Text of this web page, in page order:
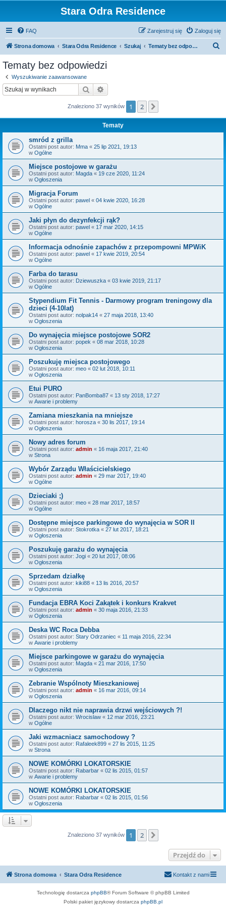
Stara Odra Residence
FAQ Zaloguj się
Zarejestruj się
Strona domowa Stara Odra Residence Szukaj Tematy bez odpowiedzi
Tematy bez odpowiedzi
Wyszukiwanie zaawansowane
Szukaj
Znaleziono 37 wyników 1 2
Tematy
smród z grilla
Ostatni post autor: Mma « 25 lip 2021, 19:13
w Ogólne
Miejsce postojowe w garażu
Ostatni post autor: Magda « 19 cze 2020, 11:24
w Ogłoszenia
Migracja Forum
Ostatni post autor: pawel « 04 kwie 2020, 16:28
w Ogólne
Jaki płyn do dezynfekcji rąk?
Ostatni post autor: pawel « 17 mar 2020, 14:15
w Ogólne
Informacja odnośnie zapachów z przepompowni MPWiK
Ostatni post autor: pawel « 17 kwie 2019, 20:54
w Ogólne
Farba do tarasu
Ostatni post autor: Dziewuszka « 03 kwie 2019, 21:17
w Ogólne
Stypendium Fit Tennis - Darmowy program treningowy dla
dzieci (4-10lat)
Ostatni post autor: nolpak14 « 27 maja 2018, 13:40
w Ogłoszenia
Do wynajęcia miejsce postojowe SOR2
Ostatni post autor: popek « 08 mar 2018, 10:28
w Ogłoszenia
Poszukuję miejsca postojowego
Ostatni post autor: meo « 02 lut 2018, 10:11
w Ogłoszenia
Etui PURO
Ostatni post autor: PanBomba87 « 13 sty 2018, 17:27
w Awarie i problemy
Zamiana mieszkania na mniejsze
Ostatni post autor: horosza « 30 lis 2017, 19:14
w Ogłoszenia
Nowy adres forum
Ostatni post autor: admin « 16 maja 2017, 21:40
w Strona
Wybór Zarządu Właścicielskiego
Ostatni post autor: admin « 29 mar 2017, 19:40
w Ogólne
Dzieciaki ;)
Ostatni post autor: meo « 28 mar 2017, 18:57
w Ogólne
Dostępne miejsce parkingowe do wynajęcia w SOR II
Ostatni post autor: Stokrotka « 27 lut 2017, 18:21
w Ogłoszenia
Poszukuję garażu do wynajęcia
Ostatni post autor: Jogi « 20 lut 2017, 08:06
w Ogłoszenia
Sprzedam działkę
Ostatni post autor: kiki88 « 13 lis 2016, 20:57
w Ogłoszenia
Fundacja EBRA Koci Zakątek i konkurs Krakvet
Ostatni post autor: admin « 30 maja 2016, 21:33
w Ogłoszenia
Deska WC Roca Debba
Ostatni post autor: Stary Odrzaniec « 11 maja 2016, 22:34
w Awarie i problemy
Miejsce parkingowe w garażu do wynajęcia
Ostatni post autor: Magda « 21 mar 2016, 17:50
w Ogłoszenia
Zebranie Wspólnoty Mieszkaniowej
Ostatni post autor: admin « 16 mar 2016, 09:14
w Ogłoszenia
Dlaczego nikt nie naprawia drzwi wejściowych ?!
Ostatni post autor: Wrocislaw « 12 mar 2016, 23:21
w Ogólne
Jaki wzmacniacz samochodowy ?
Ostatni post autor: Rafaleek899 « 27 lis 2015, 11:25
w Strona
NOWE KOMÓRKI LOKATORSKIE
Ostatni post autor: Rabarbar « 02 lis 2015, 01:57
w Awarie i problemy
NOWE KOMÓRKI LOKATORSKIE
Ostatni post autor: Rabarbar « 02 lis 2015, 01:56
w Ogłoszenia
Znaleziono 37 wyników 1 2
Przejdź do
Strona domowa Stara Odra Residence Kontakt z nami
Technologię dostarcza phpBB® Forum Software © phpBB Limited
Polski pakiet językowy dostarcza phpBB.pl